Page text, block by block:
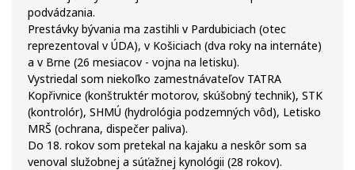
podvádzania.
Prestávky bývania ma zastihli v Pardubiciach (otec
reprezentoval v ÚDA), v Košiciach (dva roky na internáte)
a v Brne (26 mesiacov - vojna na letisku).
Vystriedal som niekoľko zamestnávateľov TATRA
Kopřivnice (konštruktér motorov, skúšobný technik), STK
(kontrolór), SHMÚ (hydrológia podzemných vôd), Letisko
MRŠ (ochrana, dispečer paliva).
Do 18. rokov som pretekal na kajaku a neskôr som sa
venoval služobnej a súťažnej kynológii (28 rokov).